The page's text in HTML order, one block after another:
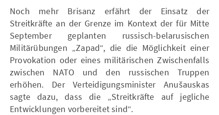
Noch mehr Brisanz erfährt der Einsatz der
Streitkräfte an der Grenze im Kontext der für Mitte
September geplanten russisch-belarusischen
Militärübungen „Zapad“, die die Möglichkeit einer
Provokation oder eines militärischen Zwischenfalls
zwischen NATO und den russischen Truppen
erhöhen. Der Verteidigungsminister Anušauskas
sagte dazu, dass die „Streitkräfte auf jegliche
Entwicklungen vorbereitet sind“.